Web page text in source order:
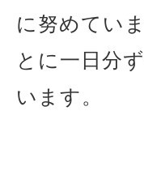
に努めてい
とに一日分
います。